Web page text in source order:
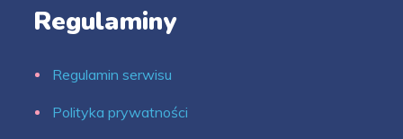
Regulaminy
Regulamin serwisu
Polityka prywatności